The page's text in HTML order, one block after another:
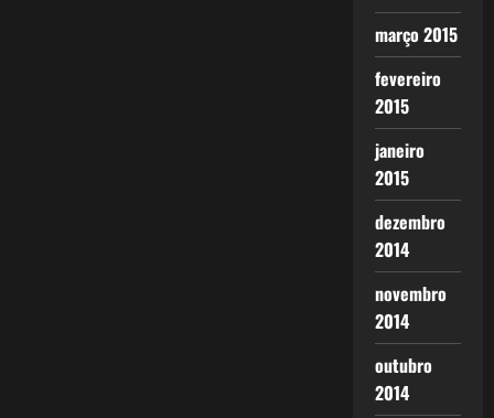
março 2015
fevereiro
2015
janeiro
2015
dezembro
2014
novembro
2014
outubro
2014